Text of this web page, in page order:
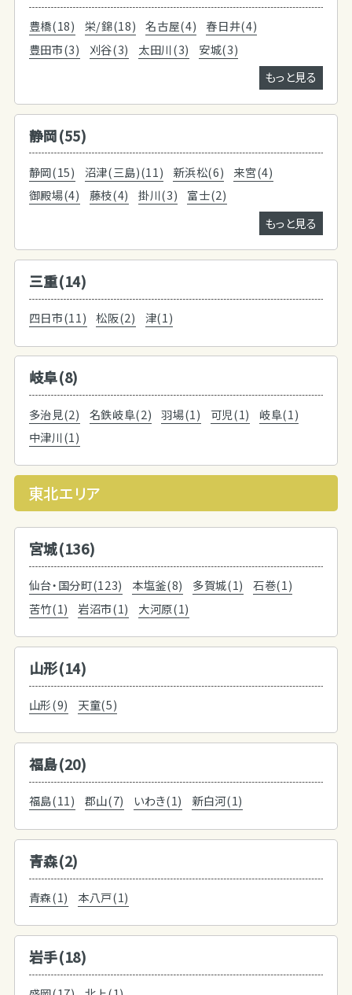
豊橋(18) 栄/錦(18) 名古屋(4)
春日井(4)
豊田市(3)
刈谷(3) 太田川(3)
安城(3)
もっと見る
静岡(55)
静岡(15) 沼津(三島)(11) 新浜松(6)
来宮(4)
御殿場(4)
藤枝(4) 掛川(3)
富士(2)
もっと見る
三重(14)
四日市(11) 松阪(2) 津(1)
岐阜(8)
多治見(2) 名鉄岐阜(2) 羽場(1) 可児(1)
岐阜(1)
中津川(1)
東北エリア
宮城(136)
仙台・国分町(123) 本塩釜(8) 多賀城(1)
石巻(1)
苦竹(1)
岩沼市(1) 大河原(1)
山形(14)
山形(9) 天童(5)
福島(20)
福島(11) 郡山(7) いわき(1) 新白河(1)
青森(2)
青森(1) 本八戸(1)
岩手(18)